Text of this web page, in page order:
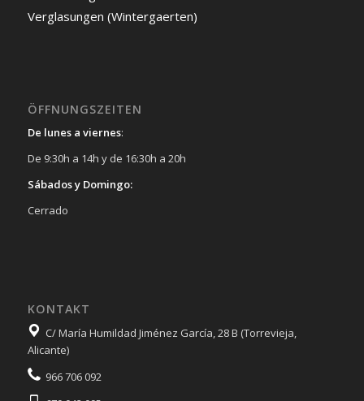
Verglasungen (Wintergaerten)
ÖFFNUNGSZEITEN
De lunes a viernes:
De 9:30h a 14h y de 16:30h a 20h
Sábados y Domingo:
Cerrado
KONTAKT
C/ María Humildad Jiménez García, 28 B (Torrevieja,
Alicante)
966 706 092